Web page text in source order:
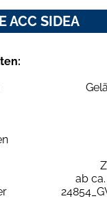
ACC SIDEA
ab